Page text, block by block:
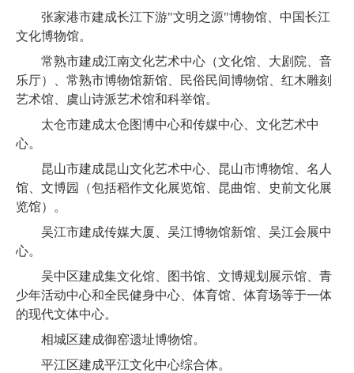
张家港市建成长江下游"文明之源"博物馆、中国长江
文化博物馆。
常熟市建成江南文化艺术中心（文化馆、大剧院、音
乐厅）、常熟市博物馆新馆、民俗民间博物馆、红木雕刻
艺术馆、虞山诗派艺术馆和科举馆。
太仓市建成太仓图博中心和传媒中心、文化艺术中
心。
昆山市建成昆山文化艺术中心、昆山市博物馆、名人
馆、文博园（包括稻作文化展览馆、昆曲馆、史前文化展
览馆）。
吴江市建成传媒大厦、吴江博物馆新馆、吴江会展中
心。
吴中区建成集文化馆、图书馆、文博规划展示馆、青
少年活动中心和全民健身中心、体育馆、体育场等于一体
的现代文体中心。
相城区建成御窑遗址博物馆。
平江区建成平江文化中心综合体。